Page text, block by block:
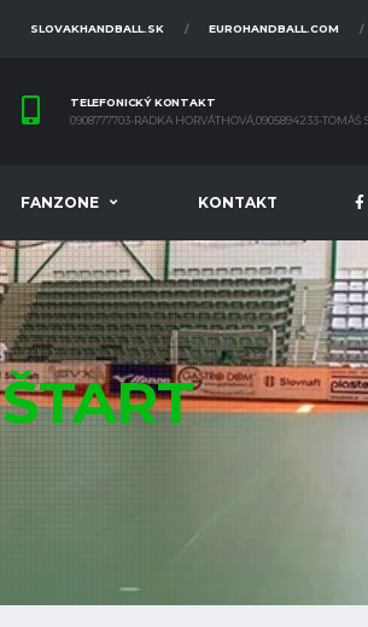
SLOVAKHANDBALL.SK EUROHANDBALL.COM
TELEFONICKÝ KONTAKT
0908777703-RADKA HORVÁTHOVÁ,0905894233-TOMÁŠ
FANZONE KONTAKT
ŠTART